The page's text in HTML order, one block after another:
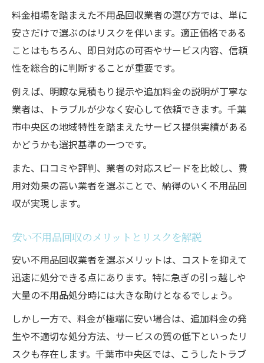
料金相場を踏まえた不用品回収業者の選び方では、単に
安さだけで選ぶのはリスクを伴います。適正価格である
ことはもちろん、即日対応の可否やサービス内容、信頼
性を総合的に判断することが重要です。
例えば、明瞭な見積もり提示や追加料金の説明が丁寧な
業者は、トラブルが少なく安心して依頼できます。千葉
市中央区の地域特性を踏まえたサービス提供実績がある
かどうかも選択基準の一つです。
また、口コミや評判、業者の対応スピードを比較し、費
用対効果の高い業者を選ぶことで、納得のいく不用品回
収が実現します。
安い不用品回収のメリットとリスクを解説
安い不用品回収業者を選ぶメリットは、コストを抑えて
迅速に処分できる点にあります。特に急ぎの引っ越しや
大量の不用品処分時には大きな助けとなるでしょう。
しかし一方で、料金が極端に安い場合は、追加料金の発
生や不適切な処分方法、サービスの質の低下といったリ
スクも存在します。千葉市中央区では、こうしたトラブ